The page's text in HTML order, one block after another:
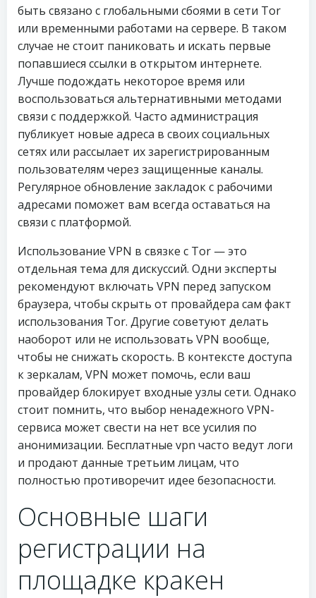
быть связано с глобальными сбоями в сети Tor
или временными работами на сервере. В таком
случае не стоит паниковать и искать первые
попавшиеся ссылки в открытом интернете.
Лучше подождать некоторое время или
воспользоваться альтернативными методами
связи с поддержкой. Часто администрация
публикует новые адреса в своих социальных
сетях или рассылает их зарегистрированным
пользователям через защищенные каналы.
Регулярное обновление закладок с рабочими
адресами поможет вам всегда оставаться на
связи с платформой.
Использование VPN в связке с Tor — это
отдельная тема для дискуссий. Одни эксперты
рекомендуют включать VPN перед запуском
браузера, чтобы скрыть от провайдера сам факт
использования Tor. Другие советуют делать
наоборот или не использовать VPN вообще,
чтобы не снижать скорость. В контексте доступа
к зеркалам, VPN может помочь, если ваш
провайдер блокирует входные узлы сети. Однако
стоит помнить, что выбор ненадежного VPN-
сервиса может свести на нет все усилия по
анонимизации. Бесплатные vpn часто ведут логи
и продают данные третьим лицам, что
полностью противоречит идее безопасности.
Основные шаги
регистрации на
площадке кракен